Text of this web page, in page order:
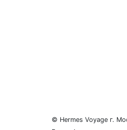
© Hermes Voyage г.